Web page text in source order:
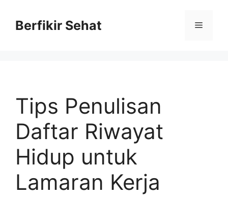
contentBerfikir Sehat Menu
Tips Penulisan
Daftar Riwayat
Hidup untuk
Lamaran Kerja